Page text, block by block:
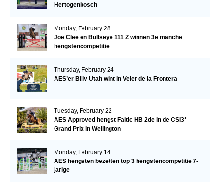
Hertogenbosch
Monday, February 28
Joe Clee en Bullseye 111 Z winnen 3e manche
hengstencompetitie
Thursday, February 24
AES’er Billy Utah wint in Vejer de la Frontera
Tuesday, February 22
AES Approved hengst Faltic HB 2de in de CSI3*
Grand Prix in Wellington
Monday, February 14
AES hengsten bezetten top 3 hengstencompetitie 7-
jarige